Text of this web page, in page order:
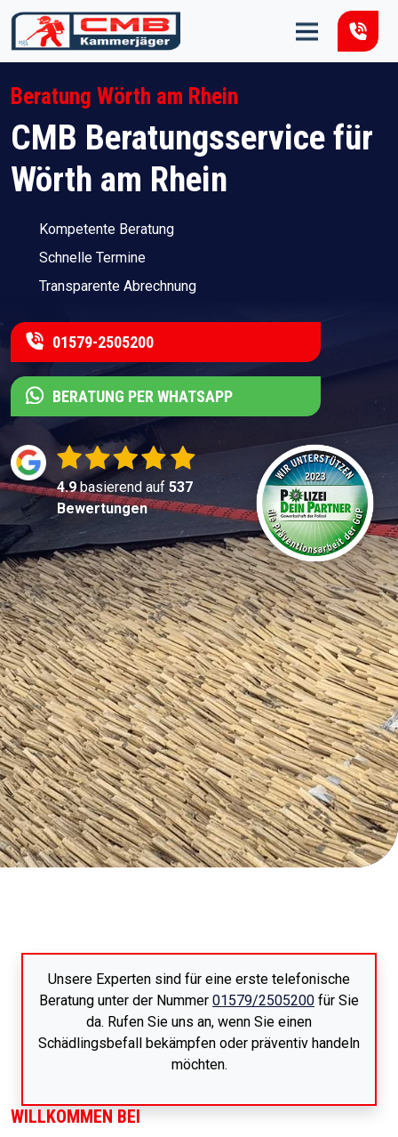
Zum Inhalt springen
Beratung Wörth am Rhein
CMB Beratungsservice für
Wörth am Rhein
Kompetente Beratung
Schnelle Termine
Transparente Abrechnung
01579-2505200
BERATUNG PER WHATSAPP
4.9basierend auf 537
Bewertungen
Unsere Experten sind für eine erste telefonische
Beratung unter der Nummer 01579/2505200 für Sie
da. Rufen Sie uns an, wenn Sie einen
Schädlingsbefall bekämpfen oder präventiv handeln
möchten.
WILLKOMMEN BEI